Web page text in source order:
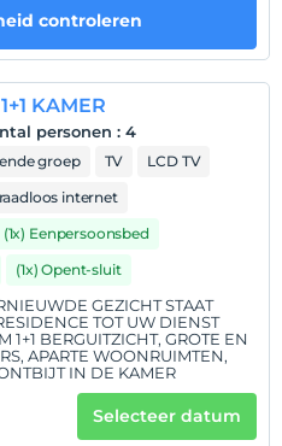
niet in rekening gebracht
1 kinderen jonger
controleren
KAMER
personen : 4
groep TV
LCD TV
internet
(1x) Eenpersoonsbed
(1x) Opent-sluit
GEZICHT STAAT
TOT UW DIENST
1+1 BERGUITZICHT, GROTE EN
APARTE WOONRUIMTEN,
IN DE KAMER
Selecteer datum